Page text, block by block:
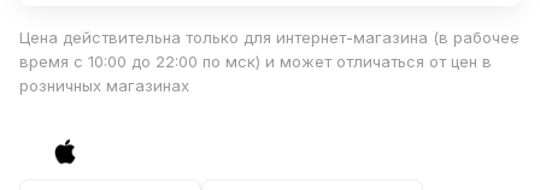
Цена действительна только для интернет-магазина (в рабочее
время с 10:00 до 22:00 по мск) и может отличаться от цен в
розничных магазинах